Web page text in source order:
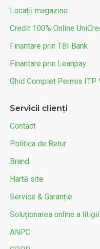
Locații magazine
Credit 100% Online
Finantare prin TBI Bank
Finantare prin Leanpay
Ghid Complet Permis ITP
Servicii clienți
Contact
Politica de Retur
Brand
Hartă site
Service & Garanție
Soluționarea online a
ANPC